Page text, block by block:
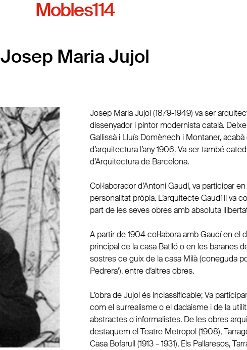
Mobles114
Josep Maria Jujol
Josep Maria Jujol (1879-1949) va ser
dissenyador i pintor modernista català.
Gallissà i Lluís Domènech i Montaner,
d’arquitectura l’any 1906. Va ser també
d’Arquitectura de Barcelona.
Col·laborador d’Antoni Gaudí, va participar
personalitat pròpia. L’arquitecte Gaudí li va
part de les seves obres amb absoluta
A partir de 1904 col·labora amb Gaudí en el
principal de la casa Batlló o en les baranes
sostres de guix de la casa Milà (coneguda
Pedrera’), entre d’altres obres.
L’obra de Jujol és inclassificable; Va
com el surrealisme o el dadaisme i de la
abstractes o informalistes. De les obres
destaquem el Teatre Metropol (1908),
Casa Bofarull (1913 – 1931), Els Pallaresos,